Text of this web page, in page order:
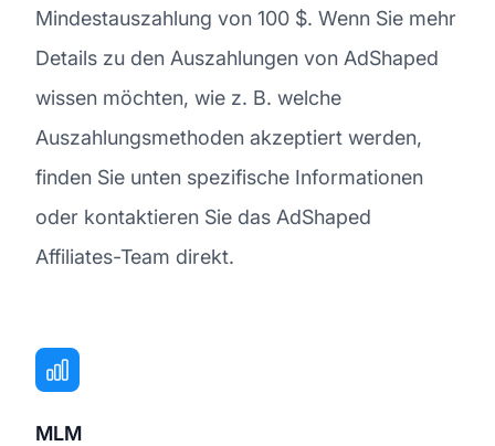
Mindestauszahlung von 100 $. Wenn Sie mehr
Details zu den Auszahlungen von AdShaped
wissen möchten, wie z. B. welche
Auszahlungsmethoden akzeptiert werden,
finden Sie unten spezifische Informationen
oder kontaktieren Sie das AdShaped
Affiliates-Team direkt.
MLM